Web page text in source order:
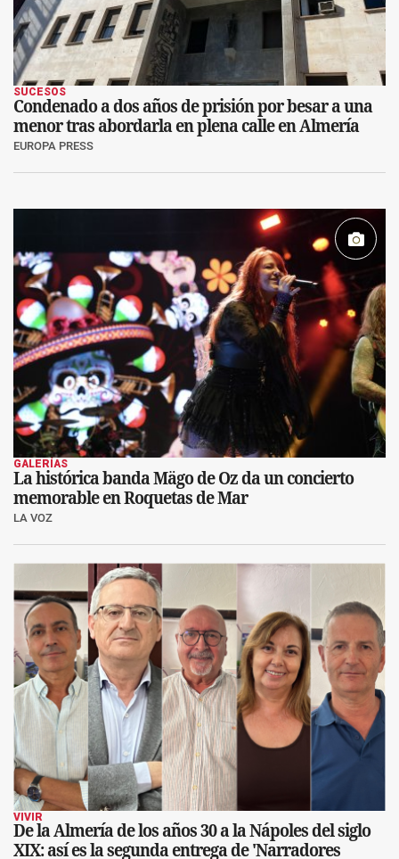
SUCESOS
Condenado a dos años de prisión por besar a una
menor tras abordarla en plena calle en Almería
EUROPA PRESS
GALERÍAS
La histórica banda Mägo de Oz da un concierto
memorable en Roquetas de Mar
LA VOZ
VIVIR
De la Almería de los años 30 a la Nápoles del siglo
XIX: así es la segunda entrega de 'Narradores